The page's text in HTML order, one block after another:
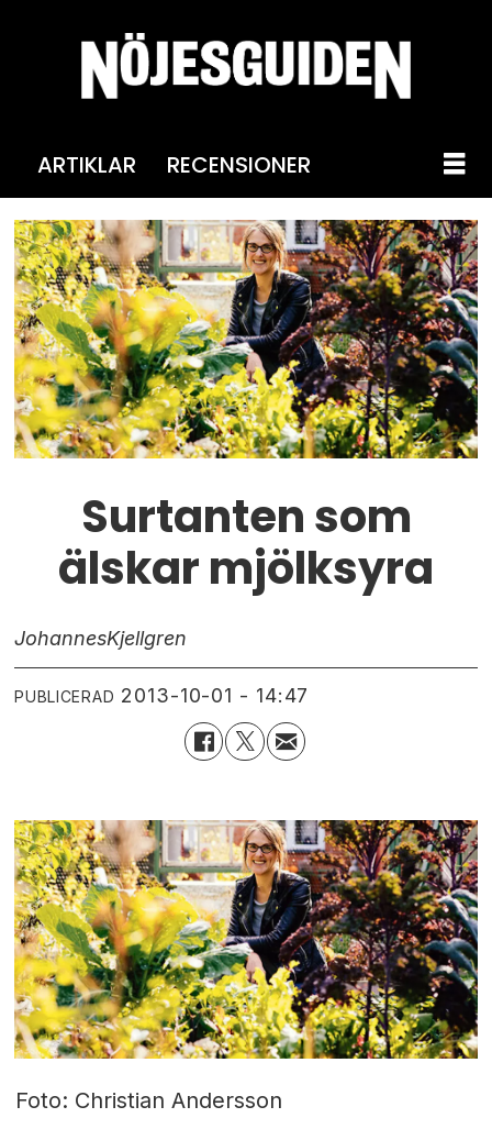
ARTIKLAR RECENSIONER
Surtanten som
älskar mjölksyra
JohannesKjellgren
PUBLICERAD 2013-10-01 - 14:47
Foto: Christian Andersson